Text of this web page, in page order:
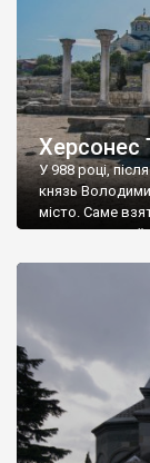
Херсонес
У 988 році,
князь
місто. Саме
диктувати свої
Херсонесі
А потім було